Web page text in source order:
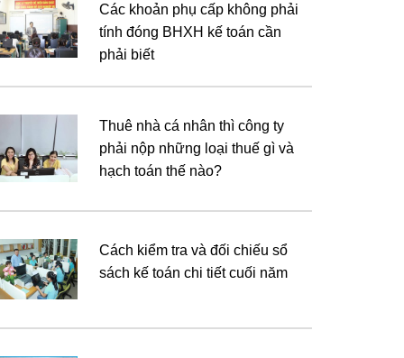
Các khoản phụ cấp không phải
tính đóng BHXH kế toán cần
phải biết
Thuê nhà cá nhân thì công ty
phải nộp những loại thuế gì và
hạch toán thế nào?
Cách kiểm tra và đối chiếu sổ
sách kế toán chi tiết cuối năm